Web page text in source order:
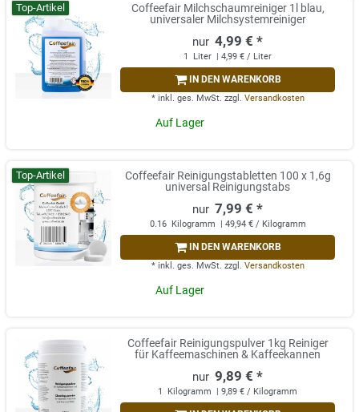
Top-Artikel
Coffeefair Milchschaumreiniger 1l blau,
universaler Milchsystemreiniger
4,99 € *
1 Liter | 4,99 € / Liter
IN DEN WARENKORB
* inkl. ges. MwSt. zzgl. Versandkosten
Auf Lager
Top-Artikel
Coffeefair Reinigungstabletten 100 x 1,6g
universal Reinigungstabs
7,99 € *
0.16 Kilogramm | 49,94 € / Kilogramm
IN DEN WARENKORB
* inkl. ges. MwSt. zzgl. Versandkosten
Auf Lager
Coffeefair Reinigungspulver 1kg Reiniger
für Kaffeemaschinen & Kaffeekannen
9,89 € *
1 Kilogramm | 9,89 € / Kilogramm